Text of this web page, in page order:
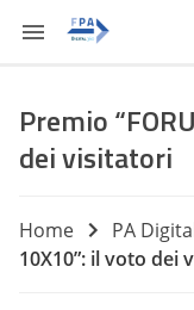
Premio
dei visitatori
Home PA
10X10”: il voto dei